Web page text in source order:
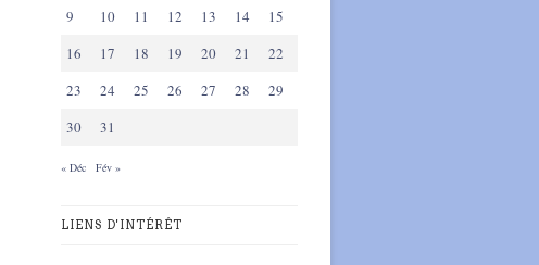
9
10 11 12 13 14
15
16
17 18 19 20 21
22
23
24 25 26 27 28
29
30
31
« Déc Fév »
LIENS D'INTÉRÊT